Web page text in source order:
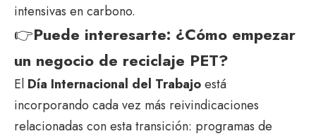
intensivas en carbono.
👉Puede interesarte: ¿Cómo empezar
un negocio de reciclaje PET?
El Día Internacional del Trabajoestá
incorporando cada vez más reivindicaciones
relacionadas con esta transición: programas de